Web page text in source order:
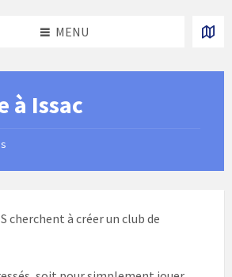
MENU
à Issac
cherchent à créer un club de